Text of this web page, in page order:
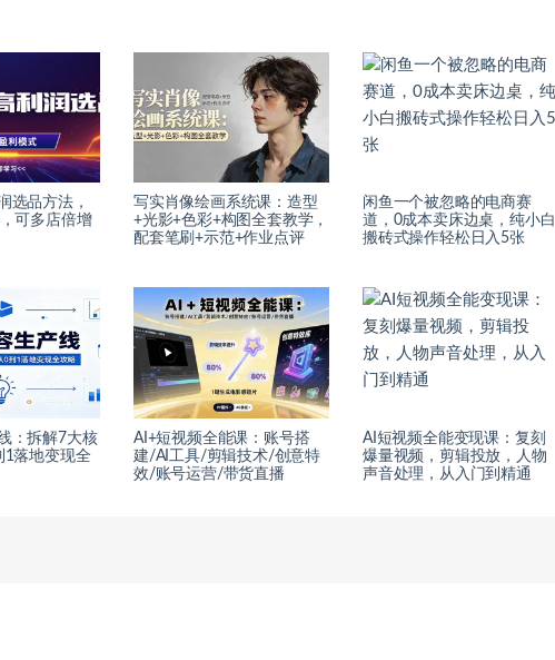
选品方法，
可多店倍增
写实肖像绘画系统课：造型
+光影+色彩+构图全套教学，
配套笔刷+示范+作业点评
闲鱼一个被忽略的电商赛
道，0成本卖床边桌，纯小白
搬砖式操作轻松日入5张
：拆解7大核
1落地变现全
AI+短视频全能课：账号搭
建/AI工具/剪辑技术/创意特
效/账号运营/带货直播
AI短视频全能变现课：复刻
爆量视频，剪辑投放，人物
声音处理，从入门到精通